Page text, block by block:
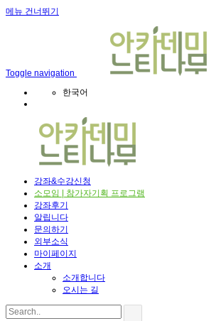
메뉴 건너뛰기
Toggle navigation
한국어
강좌&수강신청
소모임 | 참가자기획 프로그램
강좌후기
알립니다
문의하기
외부소식
마이페이지
소개
소개합니다
오시는 길